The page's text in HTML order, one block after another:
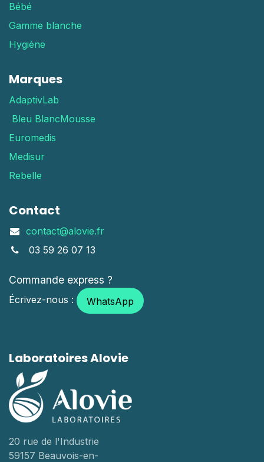
Bébé
Gamme blanche
Hygiène
Marques
AdaptivLab
Bleu BlancMousse
Euromedis
Medisur
Rebelle
Contact
contact@alovie.fr
03 59 26 07 13
Commande express ?
Écrivez-nous : WhatsApp
Laboratoires Alovie
20 rue de l'Industrie
59157 Beauvois-en-